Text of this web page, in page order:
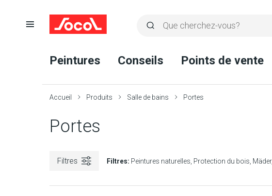
Rechercher
recherche
Ouvrir
Peintures Conseils Points de vente
Accueil Produits Salle de bains Portes
Portes
Filtres Filtres: Peintures naturelles Protection du bois Mäder